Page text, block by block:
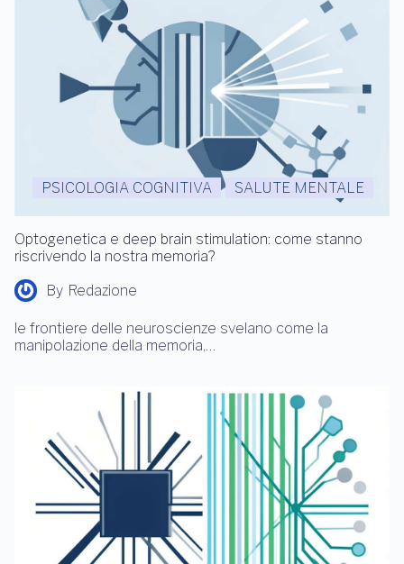
PSICOLOGIA COGNITIVA SALUTE MENTALE
Optogenetica e deep brain stimulation: come stanno
riscrivendo la nostra memoria?
By Redazione
le frontiere delle neuroscienze svelano come la
manipolazione della memoria,…